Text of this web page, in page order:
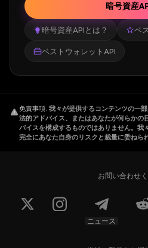
暗号資産APIとは？ ベ
ベストウォレットAPI
暗号資産
免責事項. 我々が提供するコンテンツの一
法的アドバイス、またはあなたが何らかの
バイスを構成するものではありません。我
完全にあなた自身のリスクと裁量に委ねら
お問い合わせ
ニュース